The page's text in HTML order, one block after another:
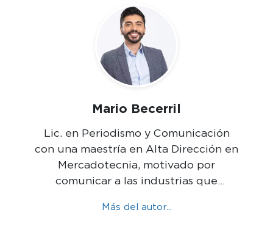
Mario Becerril
Lic. en Periodismo y Comunicación
con una maestría en Alta Dirección en
Mercadotecnia, motivado por
comunicar a las industrias que
Más del autor...